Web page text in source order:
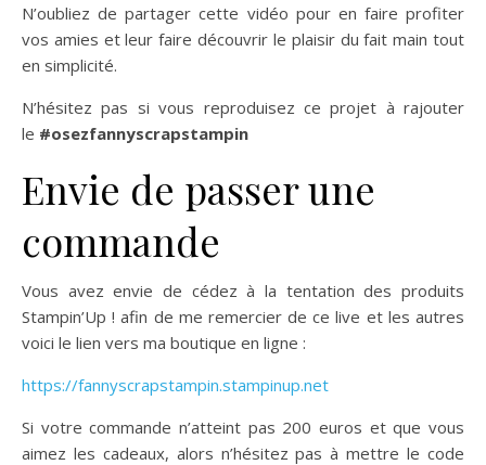
N’oubliez de partager cette vidéo pour en faire profiter
vos amies et leur faire découvrir le plaisir du fait main tout
en simplicité.
N’hésitez pas si vous reproduisez ce projet à rajouter
le #osezfannyscrapstampin
Envie de passer une
commande
Vous avez envie de cédez à la tentation des produits
Stampin’Up ! afin de me remercier de ce live et les autres
voici le lien vers ma boutique en ligne :
https://fannyscrapstampin.stampinup.net
Si votre commande n’atteint pas 200 euros et que vous
aimez les cadeaux, alors n’hésitez pas à mettre le code